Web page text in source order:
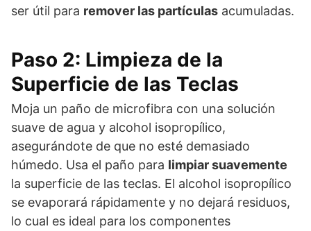
ser útil para remover las partículas acumuladas.
Paso 2: Limpieza de la
Superficie de las Teclas
Moja un paño de microfibra con una solución
suave de agua y alcohol isopropílico,
asegurándote de que no esté demasiado
húmedo. Usa el paño para limpiar suavemente
la superficie de las teclas. El alcohol isopropílico
se evaporará rápidamente y no dejará residuos,
lo cual es ideal para los componentes